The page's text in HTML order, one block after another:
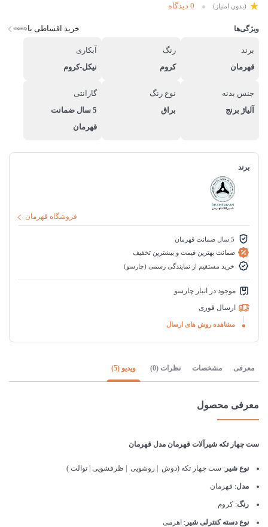
(بدون امتیاز) 0 دیدگاه
ویژگی‌ها خرید اقساطی با
برند
قهرمان
رنگ
کروم
آبکاری
نیکل-کروم
جنس بدنه
آلیاژ برنج
نوع رنگ
براق
گارانتی
5 سال ضمانت
قهرمان
برند
فروشگاه قهرمان
5 سال ضمانت قهرمان
ضمانت بهترین قیمت و بیشترین تخفیف
خرید مستقیم از نمایندگی رسمی (چارسو)
موجود در انبار چارسو
ارسال فوری
مشاهده روش های ارسال
معرفی مشخصات نظرات (0) ویدیو (5)
معرفی محصول
ست چهار تکه شیرآلات قهرمان مدل قهرمان
نوع شیر : ست چهار تکه (دوش | روشویی | ظرفشویی | توالت )
مدل: قهرمان
رنگ: کروم
نوع دسته کنترلی شیر : اهرمی